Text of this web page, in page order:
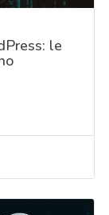
le